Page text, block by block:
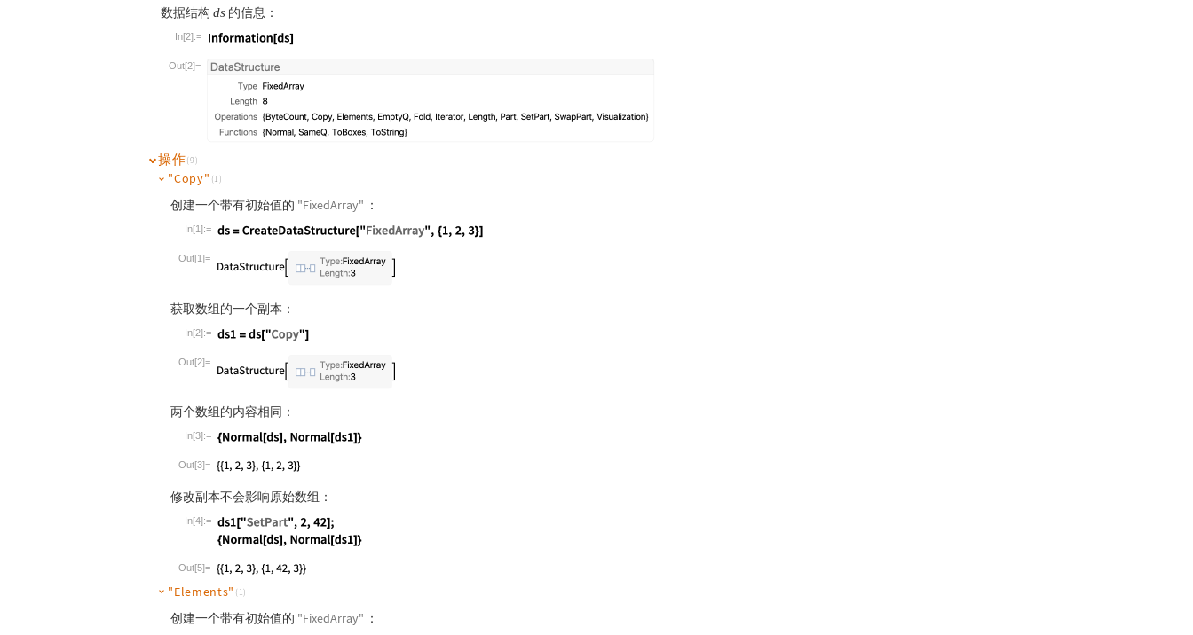
数据结构 ds的信息：
In[2]:=
Wolfram Language code:
Out[2]=
操作(9)
"Copy" (1)
创建一个带有初始值的 "FixedArray" ：
In[1]:=
Wolfram Language code:
Out[1]=
获取数组的一个副本：
In[2]:=
Wolfram Language code:
Out[2]=
两个数组的内容相同：
In[3]:=
Wolfram Language code:
Out[3]=
修改副本不会影响原始数组：
In[4]:=
Wolfram Language code:ds1["SetPart", 2, 42]; {Normal[ds], Normal[ds1]}
Out[5]=
"Elements" (1)
创建一个带有初始值的 "FixedArray" ：